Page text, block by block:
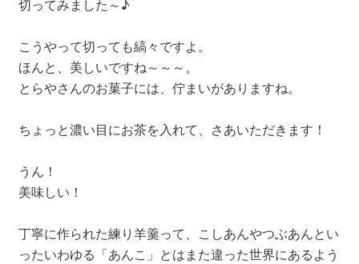
切ってみました～♪
こうやって切っても縞々ですよ。
ほんと、美しいですね～～～。
とらやさんのお菓子には、佇まいがありますね。
ちょっと濃い目にお茶を入れて、さあいただきます！
うん！
美味しい！
丁寧に作られた練り羊羹って、こしあんやつぶあんとい
ったいわゆる「あんこ」とはまた違った世界にあるよう